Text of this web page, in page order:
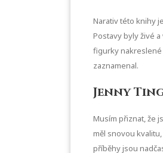
Narativ této knihy
Postavy byly živé
figurky nakreslené
zaznamenal.
Jenny
Musím přiznat, že
měl snovou
příběhy jsou